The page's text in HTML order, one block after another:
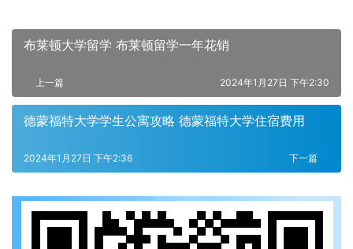
布莱顿大学留学 布莱顿留学一年花销
上一篇 2024年1月27日 下午2:30
德蒙福特大学学生公寓攻略 德蒙福特大学住宿费用
下一篇
2024年1月27日 下午2:36